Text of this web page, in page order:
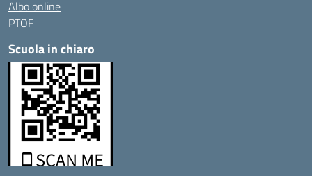
Albo online
PTOF
Scuola in chiaro